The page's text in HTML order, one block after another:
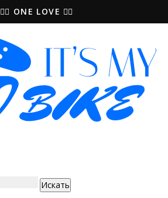
🚵‍♀️ ONE LOVE 🚴‍♀️
Искать